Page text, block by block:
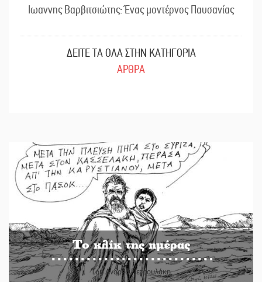
Ιωαννης Βαρβιτσιώτης: Ένας μοντέρνος Παυσανίας
ΔΕΙΤΕ ΤΑ ΟΛΑ ΣΤΗΝ ΚΑΤΗΓΟΡΙΑ
ΑΡΘΡΑ
Το κλίκ της ημέρας
Του Ανδρέα Πετρουλάκη